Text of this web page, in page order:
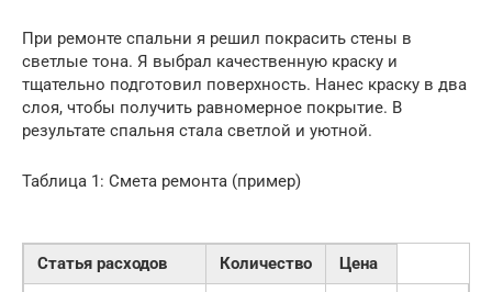
При ремонте спальни я решил покрасить стены в
светлые тона. Я выбрал качественную краску и
тщательно подготовил поверхность. Нанес краску в два
слоя, чтобы получить равномерное покрытие. В
результате спальня стала светлой и уютной.
Таблица 1: Смета ремонта (пример)
Статья расходов Количество
Цена